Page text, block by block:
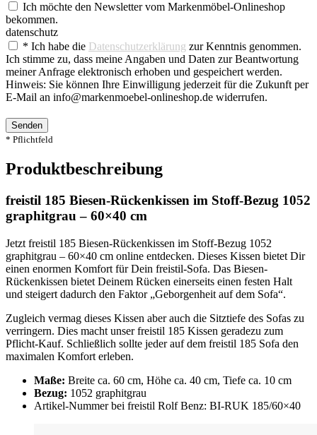
Ich möchte den Newsletter vom Markenmöbel-Onlineshop
bekommen.
datenschutz
* Ich habe die Datenschutzerklärung zur Kenntnis genommen.
Ich stimme zu, dass meine Angaben und Daten zur Beantwortung
meiner Anfrage elektronisch erhoben und gespeichert werden.
Hinweis: Sie können Ihre Einwilligung jederzeit für die Zukunft per
E-Mail an info@markenmoebel-onlineshop.de widerrufen.
Senden
* Pflichtfeld
Produktbeschreibung
freistil 185 Biesen-Rückenkissen im Stoff-Bezug 1052
graphitgrau – 60×40 cm
Jetzt freistil 185 Biesen-Rückenkissen im Stoff-Bezug 1052
graphitgrau – 60×40 cm online entdecken. Dieses Kissen bietet Dir
einen enormen Komfort für Dein freistil-Sofa. Das Biesen-
Rückenkissen bietet Deinem Rücken einerseits einen festen Halt
und steigert dadurch den Faktor „Geborgenheit auf dem Sofa“.
Zugleich vermag dieses Kissen aber auch die Sitztiefe des Sofas zu
verringern. Dies macht unser freistil 185 Kissen geradezu zum
Pflicht-Kauf. Schließlich sollte jeder auf dem freistil 185 Sofa den
maximalen Komfort erleben.
Maße: Breite ca. 60 cm, Höhe ca. 40 cm, Tiefe ca. 10 cm
Bezug: 1052 graphitgrau
Artikel-Nummer bei freistil Rolf Benz: BI-RUK 185/60×40